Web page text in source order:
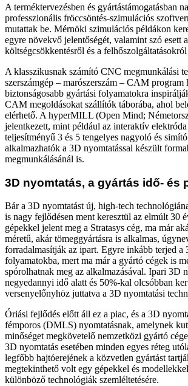
A terméktervezésben és gyártástámogatásban
professzionális fröccsöntés-szimulációs
mutattak be. Mérnöki szimulációs példákon
egyre növekvő jelentőségét, valamint szó esett
költségcsökkentésről és a felhőszolgáltatásokról
A klasszikusnak számító CNC megmunkálási
szerszámgép – marószerszám – CAM program
biztonságosabb gyártási folyamatokra
CAM megoldásokat szállítók táborába, ahol
elérhető. A hyperMILL (Open Mind;
jelentkezett, mint például az interaktív
teljesítményű 3 és 5 tengelyes nagyoló és
alkalmazhatók a 3D nyomtatással készült
megmunkálásánál is.
3D nyomtatás, a gyártás idő- és
Bár a 3D nyomtatást új, high-tech
is nagy fejlődésen ment keresztül az elmúlt 30
gépekkel jelent meg a Stratasys cég, ma már
méretű, akár tömeggyártásra is alkalmas,
forradalmasítják az ipart. Egyre inkább terjed a
folyamatokba, mert ma már a gyártó cégek is
spórolhatnak meg az alkalmazásával. Ipari 3D
negyedannyi idő alatt és 50%-kal olcsóbban
versenyelőnyhöz juttatva a 3D nyomtatási
Óriási fejlődés előtt áll ez a piac, és a 3D
fémporos (DMLS) nyomtatásnak, amelynek
minőséget megkövetelő nemzetközi gyártó
3D nyomtatás esetében minden egyes réteg
legfőbb hajtóerejének a közvetlen gyártást
megtekinthető volt egy gépekkel és
különböző technológiák szemléltetésére.